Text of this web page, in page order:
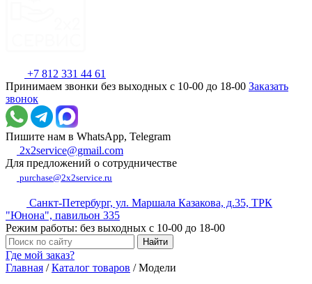
+7 812 331 44 61
Принимаем звонки без выходных с 10-00 до 18-00 Заказать
звонок
Пишите нам в WhatsApp, Telegram
2x2service@gmail.com
Для предложений о сотрудничестве
purchase@2x2service.ru
Санкт-Петербург, ул. Маршала Казакова, д.35, ТРК
"Юнона", павильон 335
Режим работы: без выходных с 10-00 до 18-00
Где мой заказ?
Главная /Каталог товаров /Модели